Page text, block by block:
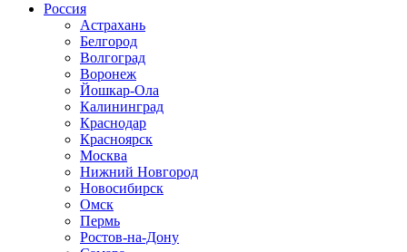
Россия
Астрахань
Белгород
Волгоград
Воронеж
Йошкар-Ола
Калининград
Краснодар
Красноярск
Москва
Нижний Новгород
Новосибирск
Омск
Пермь
Ростов-на-Дону